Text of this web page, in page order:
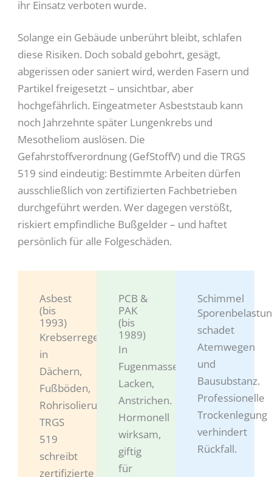
ihr Einsatz verboten wurde.
Solange ein Gebäude unberührt bleibt, schlafen
diese Risiken. Doch sobald gebohrt, gesägt,
abgerissen oder saniert wird, werden Fasern und
Partikel freigesetzt – unsichtbar, aber
hochgefährlich. Eingeatmeter Asbeststaub kann
noch Jahrzehnte später Lungenkrebs und
Mesotheliom auslösen. Die
Gefahrstoffverordnung (GefStoffV) und die TRGS
519 sind eindeutig: Bestimmte Arbeiten dürfen
ausschließlich von zertifizierten Fachbetrieben
durchgeführt werden. Wer dagegen verstößt,
riskiert empfindliche Bußgelder – und haftet
persönlich für alle Folgeschäden.
Asbest
(bis
1993)
Krebserregend,
in
Dächern,
Fußböden,
Rohrisolierungen.
TRGS
519
schreibt
zertifizierte
PCB &
PAK
(bis
1989)
In
Fugenmassen,
Lacken,
Anstrichen.
Hormonell
wirksam,
giftig
für
Schimmel
schadet
Atemwegen
und
Bausubstanz.
Professionelle
Trockenlegung
verhindert
Rückfall.